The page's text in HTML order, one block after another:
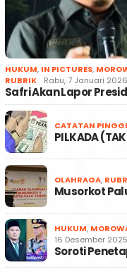
HUKUM, IN PICTURES,
RUBRIK
Rabu, 7 Januari 2026
Safri Akan Lapor
CATATAN
PILKADA
OLAHRAGA,
Musorkot
HUKUM,
16 Desember 2025
Soroti